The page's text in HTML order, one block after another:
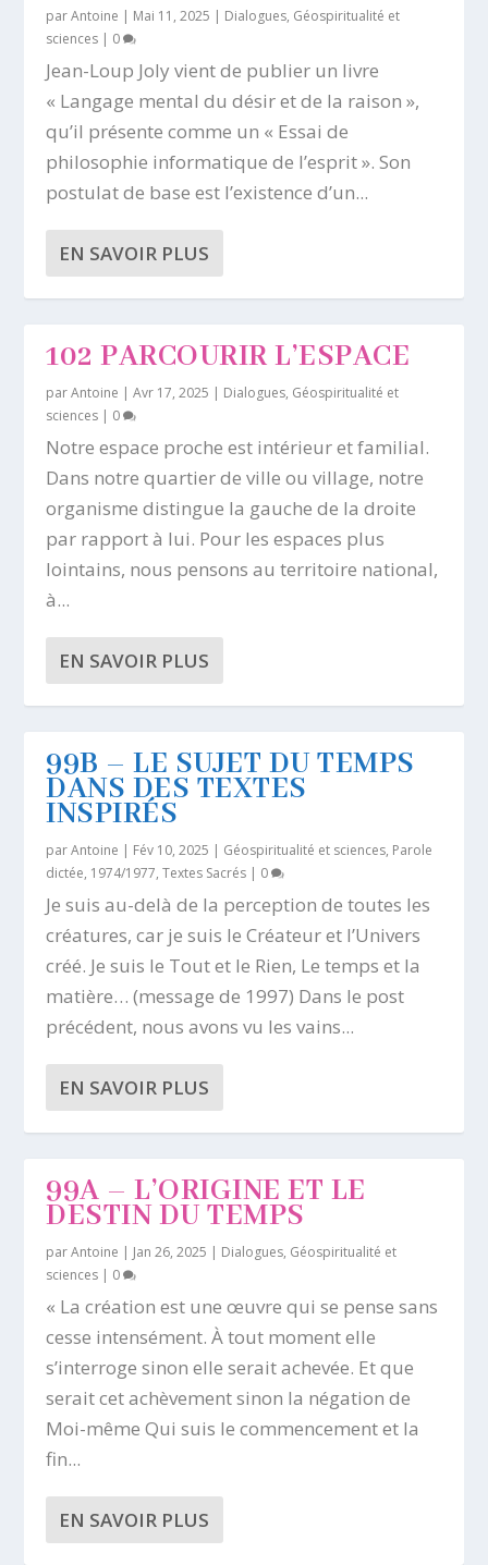
parAntoine | Mai 11, 2025 | Dialogues, Géospiritualité et
sciences | 0
Jean-Loup Joly vient de publier un livre
« Langage mental du désir et de la raison »,
qu’il présente comme un « Essai de
philosophie informatique de l’esprit ». Son
postulat de base est l’existence d’un...
EN SAVOIR PLUS
102 PARCOURIR L’ESPACE
parAntoine |Avr 17, 2025 | Dialogues, Géospiritualité et
sciences | 0
Notre espace proche est intérieur et familial.
Dans notre quartier de ville ou village, notre
organisme distingue la gauche de la droite
par rapport à lui. Pour les espaces plus
lointains, nous pensons au territoire national,
à...
EN SAVOIR PLUS
99B – LE SUJET DU TEMPS
DANS DES TEXTES
INSPIRÉS
parAntoine | Fév 10, 2025 | Géospiritualité et sciences, Parole
dictée, 1974/1977,Textes Sacrés | 0
Je suis au-delà de la perception de toutes les
créatures, car je suis le Créateur et l’Univers
créé. Je suis le Tout et le Rien, Le temps et la
matière… (message de 1997) Dans le post
précédent, nous avons vu les vains...
EN SAVOIR PLUS
99A – L’ORIGINE ET LE
DESTIN DU TEMPS
parAntoine | Jan 26, 2025 | Dialogues, Géospiritualité et
sciences | 0
« La création est une œuvre qui se pense sans
cesse intensément. À tout moment elle
s’interroge sinon elle serait achevée. Et que
serait cet achèvement sinon la négation de
Moi-même Qui suis le commencement et la
fin...
EN SAVOIR PLUS